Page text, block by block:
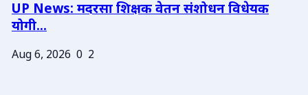
UP News: मदरसा शिक्षक वेतन संशोधन विधेयक
योगी...
Aug 6, 2026 0 2